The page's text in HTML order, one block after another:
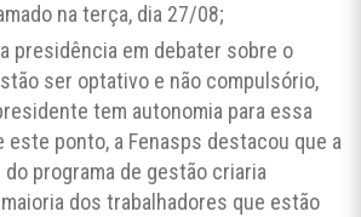
na terça, dia 27/08;
presidência em debater sobre o
ser optativo e não compulsório,
tem autonomia para essa
este ponto, a Fenasps destacou que a
programa de gestão criaria
dos trabalhadores que estão